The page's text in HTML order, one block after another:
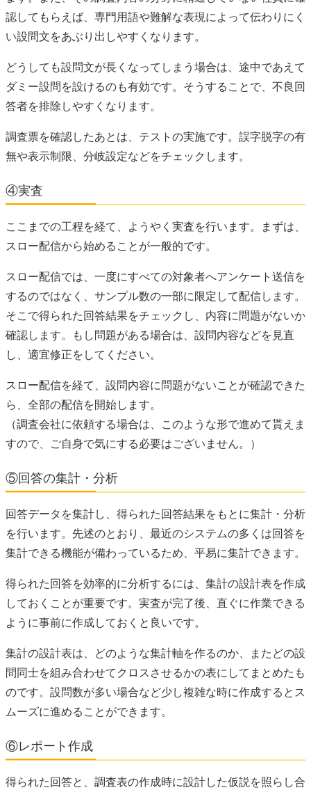
認してもらえば、専門用語や難解な表現によって伝わりにく
い設問文をあぶり出しやすくなります。
どうしても設問文が長くなってしまう場合は、途中であえて
ダミー設問を設けるのも有効です。そうすることで、不良回
答者を排除しやすくなります。
調査票を確認したあとは、テストの実施です。誤字脱字の有
無や表示制限、分岐設定などをチェックします。
④実査
ここまでの工程を経て、ようやく実査を行います。まずは、
スロー配信から始めることが一般的です。
スロー配信では、一度にすべての対象者へアンケート送信を
するのではなく、サンプル数の一部に限定して配信します。
そこで得られた回答結果をチェックし、内容に問題がないか
確認します。もし問題がある場合は、設問内容などを見直
し、適宜修正をしてください。
スロー配信を経て、設問内容に問題がないことが確認できた
ら、全部の配信を開始します。
（調査会社に依頼する場合は、このような形で進めて貰えま
すので、ご自身で気にする必要はございません。）
⑤回答の集計・分析
回答データを集計し、得られた回答結果をもとに集計・分析
を行います。先述のとおり、最近のシステムの多くは回答を
集計できる機能が備わっているため、平易に集計できます。
得られた回答を効率的に分析するには、集計の設計表を作成
しておくことが重要です。実査が完了後、直ぐに作業できる
ように事前に作成しておくと良いです。
集計の設計表は、どのような集計軸を作るのか、またどの設
問同士を組み合わせてクロスさせるかの表にしてまとめたも
のです。設問数が多い場合など少し複雑な時に作成するとス
ムーズに進めることができます。
⑥レポート作成
得られた回答と、調査表の作成時に設計した仮説を照らし合